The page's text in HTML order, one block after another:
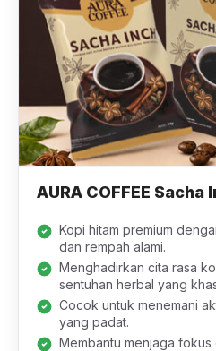
AURA COFFEE
Kopi hitam premium
dan rempah alami.
Menghadirkan cita rasa
sentuhan herbal yang
Cocok untuk menemani
yang padat.
Membantu menjaga